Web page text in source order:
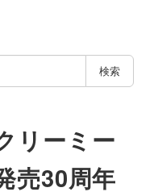
検索
リーミー
売30周年